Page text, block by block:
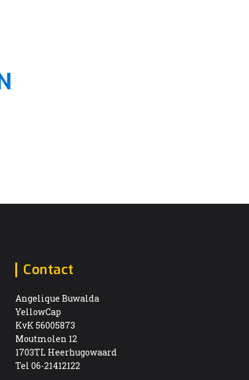
Contact
Angelique Buwalda
YellowCap
KvK 56005873
Moutmolen 12
1703TL Heerhugowaard
Tel 06-21412122